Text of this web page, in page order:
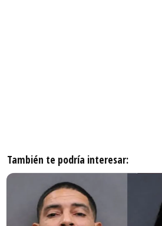
También te podría interesar: